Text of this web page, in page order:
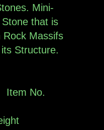
Mini-
that is
Rock Massifs
Structure.
No.